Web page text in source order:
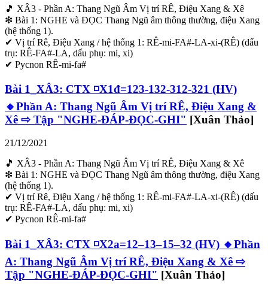
🎵 XÂ3 - Phần A: Thang Ngũ Âm Vị trí RÊ, Điệu Xang & Xê
❇ Bài 1: NGHE và ĐỌC Thang Ngũ âm thông thường, điệu Xang
(hệ thống 1).
✔ Vị trí Rê, Điệu Xang / hệ thống 1: RÊ-mi-FA#-LA-xi-(RÊ) (dấu
trụ: RÊ-FA#-LA, dấu phụ: mi, xi)
✔ Pycnon RÊ-mi-fa#
Bài 1_XÂ3: CTX ◽X1đ=123-132-312-321 (HV)
🔸Phần A: Thang Ngũ Âm Vị trí RÊ, Điệu Xang &
Xê ⇨ Tập "NGHE-ĐÁP-ĐỌC-GHI" [Xuân Thảo]
21/12/2021
🎵 XÂ3 - Phần A: Thang Ngũ Âm Vị trí RÊ, Điệu Xang & Xê
❇ Bài 1: NGHE và ĐỌC Thang Ngũ âm thông thường, điệu Xang
(hệ thống 1).
✔ Vị trí Rê, Điệu Xang / hệ thống 1: RÊ-mi-FA#-LA-xi-(RÊ) (dấu
trụ: RÊ-FA#-LA, dấu phụ: mi, xi)
✔ Pycnon RÊ-mi-fa#
Bài 1_XÂ3: CTX ◽X2a=12–13–15–32 (HV) 🔸Phần
A: Thang Ngũ Âm Vị trí RÊ, Điệu Xang & Xê ⇨
Tập "NGHE-ĐÁP-ĐỌC-GHI" [Xuân Thảo]